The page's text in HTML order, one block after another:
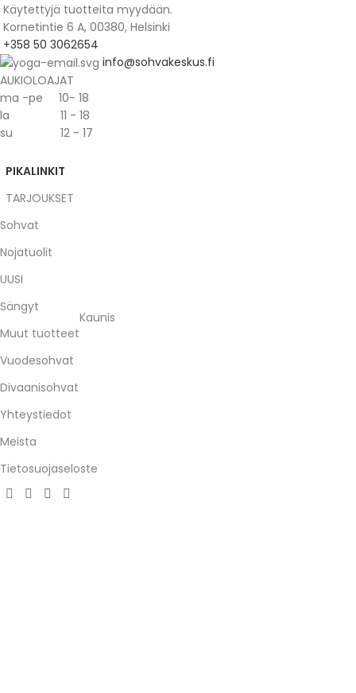
Käytettyjä tuotteita myydään.
Kornetintie 6 A, 00380, Helsinki
+358 50 3062654
info@sohvakeskus.fi
AUKIOLOAJAT
ma -pe 10- 18
la 11 - 18
su 12 - 17
PIKALINKIT
TARJOUKSET
Sohvat
Nojatuolit
UUSI
Sängyt
Muut tuotteet
Kaunis
Vuodesohvat
Divaanisohvat
Yhteystiedot
Meista
Tietosuojaseloste